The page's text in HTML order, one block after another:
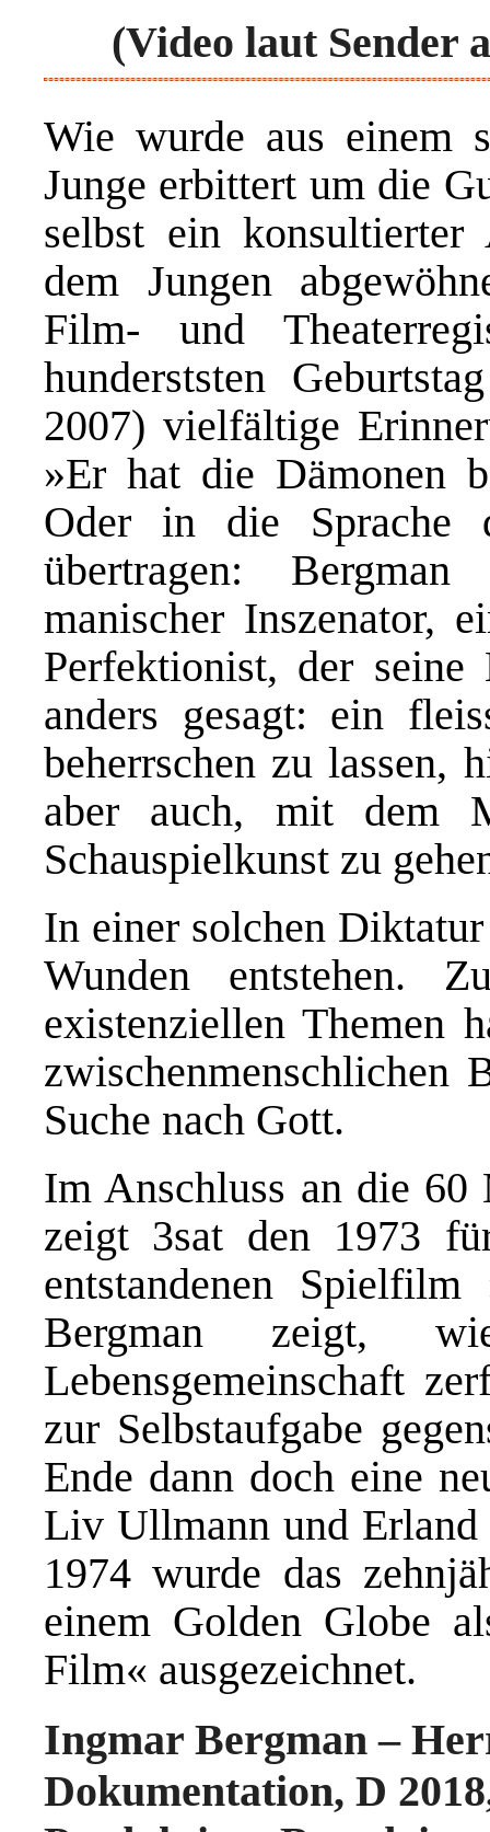
(Video laut Sender
Wie wurde aus einem
Junge erbittert um die
selbst ein
dem Jungen
Film- und
hunderststen
2007) vielfältige
»Er hat die Dämonen
Oder in die Sprache
übertragen:
manischer Inszenator,
Perfektionist, der
anders gesagt: ein
beherrschen zu lassen,
aber auch, mit dem
Schauspielkunst zu
In einer solchen
Wunden entstehen.
existenziellen Themen
zwischenmenschlichen
Suche nach Gott.
Im Anschluss an die 60
zeigt 3sat den 1973
entstandenen
Bergman zeigt,
Lebensgemeinschaft
zur Selbstaufgabe
Ende dann doch eine
Liv Ullmann und Erland
1974 wurde das
einem Golden Globe
Film« ausgezeichnet.
Ingmar Bergman –
Dokumentation, D